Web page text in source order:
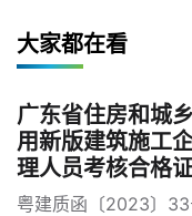
大家都在看
广东省住房和城
用新版建筑施工
理人员考核合格
通知
粤建质函〔2023〕33